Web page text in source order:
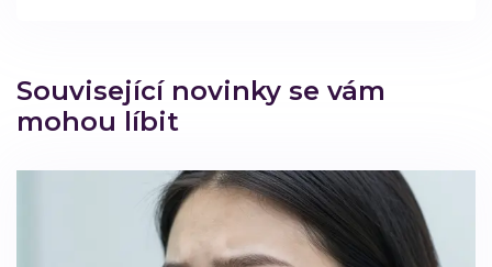
Související novinky se vám
mohou líbit